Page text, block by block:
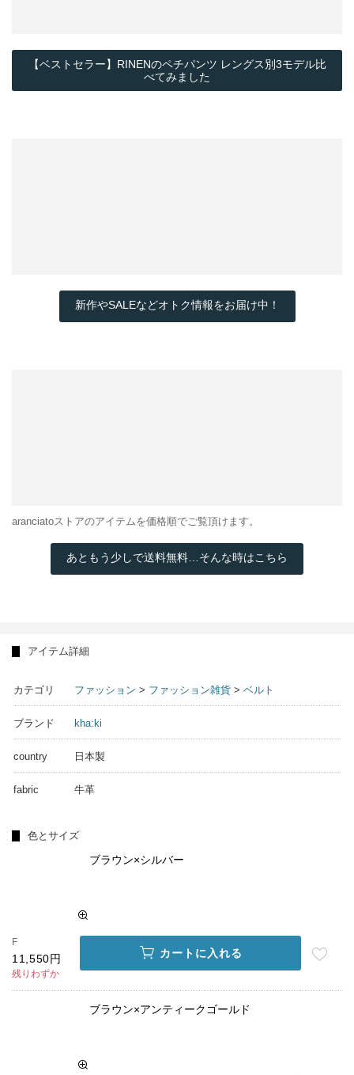
【ベストセラー】RINENのペチパンツ レングス別3モデル比
べてみました
新作やSALEなどオトク情報をお届け中！
aranciatoストアのアイテムを価格順でご覧頂けます。
あともう少しで送料無料…そんな時はこちら
アイテム詳細
カテゴリ ファッション > ファッション雑貨 > ベルト
ブランド kha:ki
country 日本製
fabric 牛革
色とサイズ
ブラウン×シルバー
F
11,550円
残りわずか
カートに入れる
ブラウン×アンティークゴールド